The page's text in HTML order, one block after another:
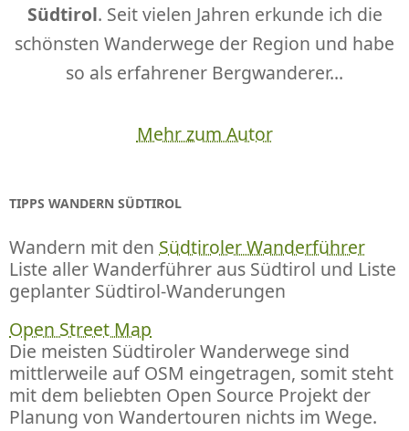
Südtirol. Seit vielen Jahren erkunde ich die
schönsten Wanderwege der Region und habe
so als erfahrener Bergwanderer...
Mehr zum Autor
TIPPS WANDERN SÜDTIROL
Wandern mit den Südtiroler Wanderführer
Liste aller Wanderführer aus Südtirol und Liste
geplanter Südtirol-Wanderungen
Open Street Map
Die meisten Südtiroler Wanderwege sind
mittlerweile auf OSM eingetragen, somit steht
mit dem beliebten Open Source Projekt der
Planung von Wandertouren nichts im Wege.